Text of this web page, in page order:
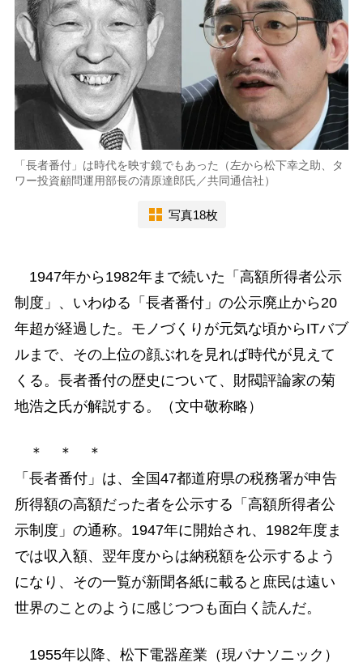
「長者番付」は時代を映す鏡でもあった（左から松下幸之助、タ
ワー投資顧問運用部長の清原達郎氏／共同通信社）
写真18枚
1947年から1982年まで続いた「高額所得者公示
制度」、いわゆる「長者番付」の公示廃止から20
年超が経過した。モノづくりが元気な頃からITバブ
ルまで、その上位の顔ぶれを見れば時代が見えて
くる。長者番付の歴史について、財閥評論家の菊
地浩之氏が解説する。（文中敬称略）
＊ ＊ ＊
「長者番付」は、全国47都道府県の税務署が申告
所得額の高額だった者を公示する「高額所得者公
示制度」の通称。1947年に開始され、1982年度ま
では収入額、翌年度からは納税額を公示するよう
になり、その一覧が新聞各紙に載ると庶民は遠い
世界のことのように感じつつも面白く読んだ。
1955年以降、松下電器産業（現パナソニック）